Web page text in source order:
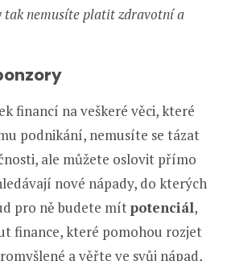
tak nemusíte platit zdravotní a
financí na veškeré věci, které
podnikání, nemusíte se tázat
ale můžete oslovit přímo
nové nápady, do kterých
pro ně budete mítpotenciál,
finance, které pomohou rozjet
a věřte ve svůj nápad,